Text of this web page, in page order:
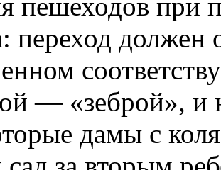
пешеходов при
переход должен
— «зеброй», и
дамы с